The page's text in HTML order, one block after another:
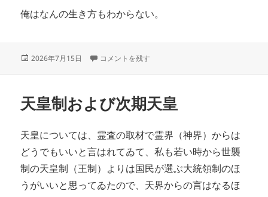
俺はなんの生き方もわからない。
投
2026年7月15日 悟りとは何か に
コメントを残す
天皇制および次期天皇
天皇については、霊査の取材で霊界（神界）からは
どうでもいいと言はれてゐて、私も若い時から世襲
制の天皇制（王制）よりは国民が選ぶ大統領制のほ
うがいいと思ってゐたので、天界からの言はなるほ